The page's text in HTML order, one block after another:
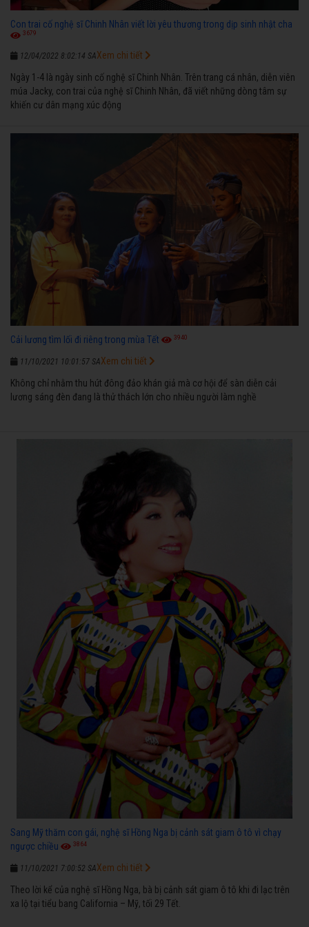
Con trai cố nghệ sĩ Chinh Nhân viết lời yêu thương trong dịp sinh nhật cha
3679
12/04/2022 8:02:14 SA
Ngày 1-4 là ngày sinh cố nghệ sĩ Chinh Nhân. Trên trang cá nhân, diễn viên
múa Jacky, con trai của nghệ sĩ Chinh Nhân, đã viết những dòng tâm sự
khiến cư dân mạng xúc động
Xem chi tiết
Cải lương tìm lối đi riêng trong mùa Tết 3940
11/10/2021 10:01:57 SA
Không chỉ nhằm thu hút đông đảo khán giả mà cơ hội để sàn diễn cải
lương sáng đèn đang là thử thách lớn cho nhiều người làm nghề
Xem chi tiết
Sang Mỹ thăm con gái, nghệ sĩ Hồng Nga bị cảnh sát giam ô tô vì chạy
ngược chiều
3864
11/10/2021 7:00:52 SA
Theo lời kể của nghệ sĩ Hồng Nga, bà bị cảnh sát giam ô tô khi đi lạc trên
xa lộ tại tiểu bang California – Mỹ, tối 29 Tết.
Xem chi tiết